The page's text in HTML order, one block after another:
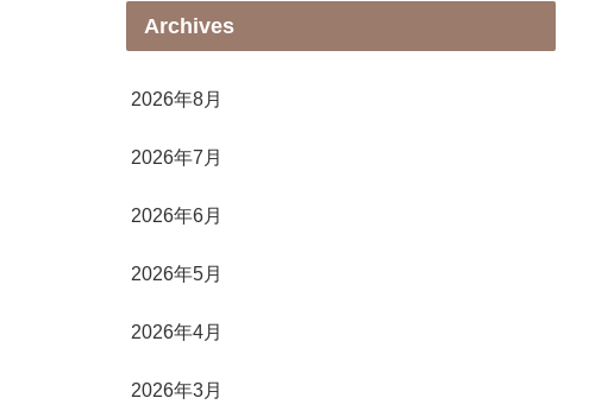
Archives
2026年8月
2026年7月
2026年6月
2026年5月
2026年4月
2026年3月